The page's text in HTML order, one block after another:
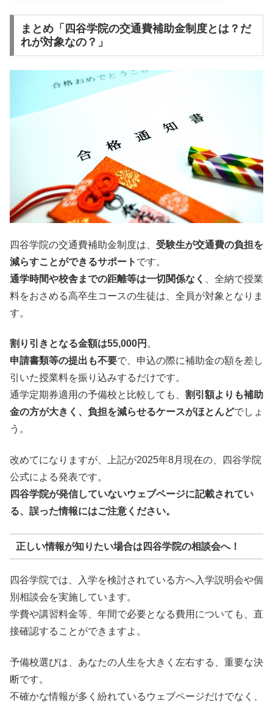
まとめ「四谷学院の交通費補助金制度とは？だ
れが対象なの？」
四谷学院の交通費補助金制度は、 受験生が交通費の負担を
減らすことができるサポート です。
通学時間や校舎までの距離等は一切関係なく
、全納で授業
料をおさめる高卒生コースの生徒は、全員が対象となりま
す。
割り引きとなる金額は55,000円 。
申請書類等の提出も不要で、申込の際に補助金の額を差し
引いた授業料を振り込みするだけです。
通学定期券適用の予備校と比較しても、 割引額よりも補助
金の方が大きく、負担を減らせるケースがほとんどでしょ
う。
改めてになりますが、上記が2025年8月現在の、四谷学院
公式による発表です。
四谷学院が発信していないウェブページに記載されてい
る、誤った情報にはご注意ください。
正しい情報が知りたい場合は四谷学院の相談会へ！
四谷学院では、入学を検討されている方へ入学説明会や個
別相談会を実施しています。
学費や講習料金等、年間で必要となる費用についても、直
接確認することができますよ。
予備校選びは、あなたの人生を大きく左右する、重要な決
断です。
不確かな情報が多く紛れているウェブページだけでなく、